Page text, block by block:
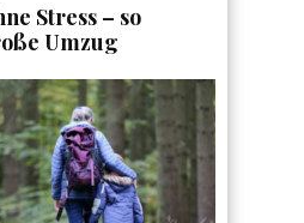
Stress – so
Umzug